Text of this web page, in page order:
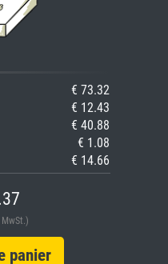
€ 73.32
€ 12.43
€ 40.88
€ 1.08
€ 14.66